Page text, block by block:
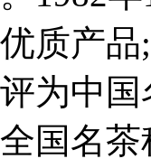
质产
为中
国名